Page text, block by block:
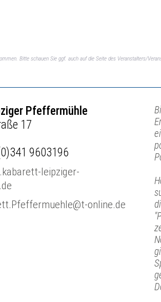
Bitte schauen Sie ggf. auch auf die Seite des Veranstalters/
Pfeffermühle
17
9603196
leipziger-
online.de